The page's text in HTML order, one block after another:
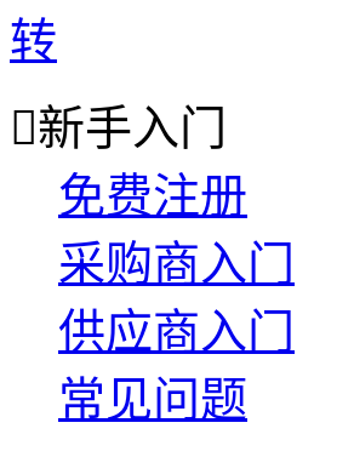
转
新手入门
免费注册
采购商入门
供应商入门
常见问题